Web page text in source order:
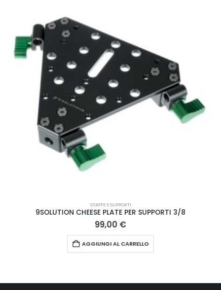
STAFFE E SUPPORTI
9SOLUTION CHEESE PLATE PER SUPPORTI 3/8
99,00 €
AGGIUNGI AL CARRELLO